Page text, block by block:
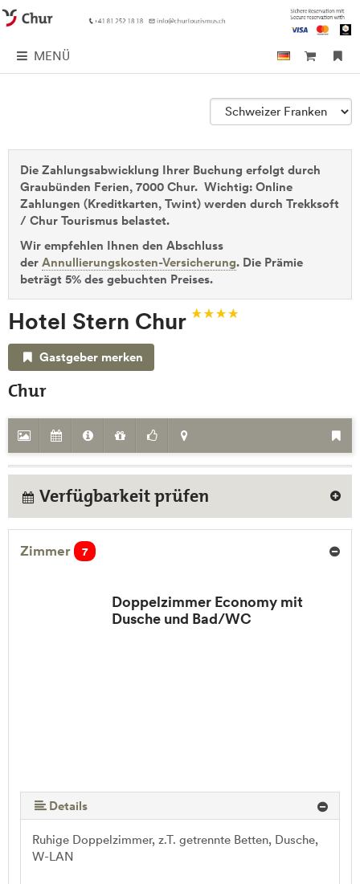
MENÜ
Die Zahlungsabwicklung Ihrer Buchung erfolgt durch
Graubünden Ferien, 7000 Chur. Wichtig: Online
Zahlungen (Kreditkarten, Twint) werden durch Trekksoft
/ Chur Tourismus belastet.
Wir empfehlen Ihnen den Abschluss
der Annullierungskosten-Versicherung. Die Prämie
beträgt 5% des gebuchten Preises.
Hotel Stern Chur
Gastgeber merken
Chur
Verfügbarkeit prüfen
Zimmer 7
Doppelzimmer Economy mit
Dusche und Bad/WC
Details
Ruhige Doppelzimmer, z.T. getrennte Betten, Dusche,
W-LAN